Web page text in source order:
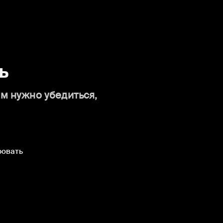
нужно убедиться,